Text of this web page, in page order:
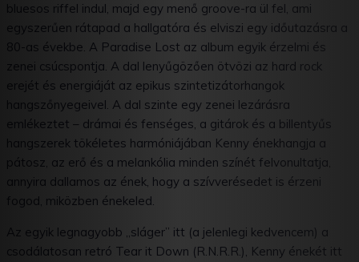
bluesos riffel indul, majd egy menő groove-ra ül fel, ami
egyszerűen rátapad a hallgatóra és elviszi egy időutazásra a
80-as évekbe. A Paradise Lost az album egyik érzelmi és
zenei csúcspontja. A dal lenyűgözően ötvözi az hard rock
erejét és energiáját az epikus szintetizátorhangok
hangszőnyegeivel. A dal szinte egy zenei lezárásra
emlékeztet – drámai és fenséges, a gitárok és a billentyűs
hangszerek tökéletes harmóniájában Kenny énekhangja a
pátosz, az erő és a melankólia minden színét felvonultatja,
annyira dallamos az ének, hogy a szívverésedet is érzeni
fogod, miközben énekeled.
Az egyik legnagyobb „sláger” itt (a jelenlegi kedvencem) a
csodálatosan retró Tear it Down (R.N.R.R.), Kenny énekét itt